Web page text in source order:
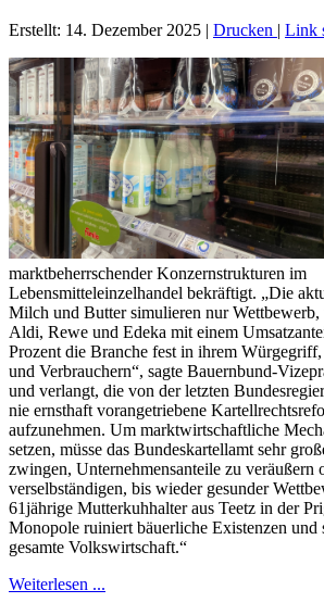
Erstellt: 14. Dezember 2025 | Drucken | Link
marktbeherrschender Konzernstrukturen im
Lebensmitteleinzelhandel bekräftigt. „Die
Milch und Butter simulieren nur
Aldi, Rewe und Edeka mit einem
Prozent die Branche fest in ihrem
und Verbrauchern“, sagte Bauernbund-
und verlangt, die von der letzten
nie ernsthaft vorangetriebene
aufzunehmen. Um marktwirtschaftliche
setzen, müsse das Bundeskartellamt sehr
zwingen, Unternehmensanteile zu veräußern
verselbständigen, bis wieder gesunder
61jährige Mutterkuhhalter aus Teetz in der
Monopole ruiniert bäuerliche Existenzen und
gesamte Volkswirtschaft.“
Weiterlesen ...